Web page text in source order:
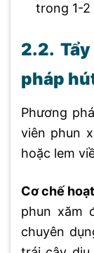
trong 1-2
2.2.
pháp
Phương
viên phun
hoặc lem
Cơ chế
phun xăm
chuyên